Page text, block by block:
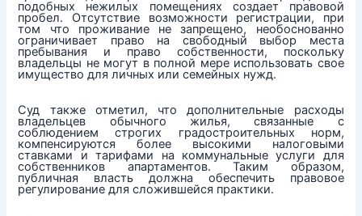
подобных нежилых помещениях создает правовой
пробел. Отсутствие возможности регистрации, при
том что проживание не запрещено, необоснованно
ограничивает право на свободный выбор места
пребывания и право собственности, поскольку
владельцы не могут в полной мере использовать свое
имущество для личных или семейных нужд.
Суд также отметил, что дополнительные расходы
владельцев обычного жилья, связанные с
соблюдением строгих градостроительных норм,
компенсируются более высокими налоговыми
ставками и тарифами на коммунальные услуги для
собственников апартаментов. Таким образом,
публичная власть должна обеспечить правовое
регулирование для сложившейся практики.